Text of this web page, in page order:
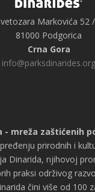
Markovića 52
81000 Podgorica
Crna Gora
info@parksdinarides.org
- mreža zaštićenih
prirodnih i
Dinarida, njihovoj
praksi održivog
čini više od 100